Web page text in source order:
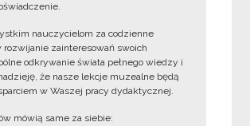
nauczycielom za codzienne
rozwijanie zainteresowań swoich
odkrywanie świata pełnego wiedzy i
że nasze lekcje muzealne będą
w Waszej pracy dydaktycznej.
mówią same za siebie: